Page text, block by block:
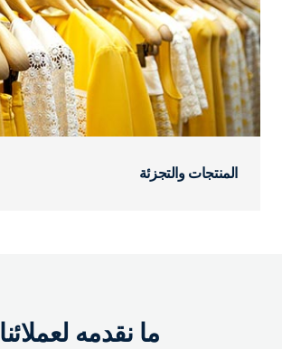
المنتجات والتجزئة
ما نقدمه لعملائنا